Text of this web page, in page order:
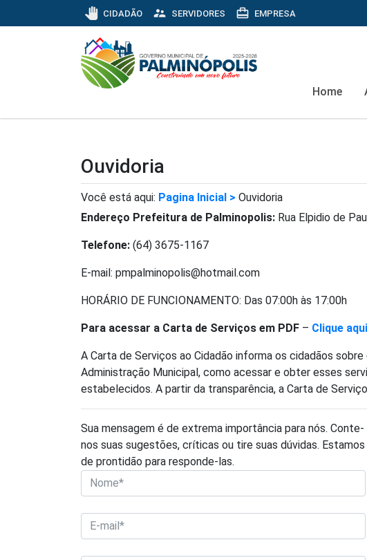
pan_tool CIDADÃO supervisor_account SERVIDORES card_travel EMPRESA
Home
Ouvidoria
Você está aqui: Pagina Inicial > Ouvidoria
Endereço Prefeitura de Palminopolis: Rua Elpidio de
Telefone: (64) 3675-1167
E-mail: pmpalminopolis@hotmail.com
HORÁRIO DE FUNCIONAMENTO: Das 07:00h às 17:00h
Para acessar a Carta de Serviços em PDF – Clique aqui
A Carta de Serviços ao Cidadão informa os cidadãos
Administração Municipal, como acessar e obter esses
estabelecidos. A partir da transparência, a Carta de
Sua mensagem é de extrema importância para nós. Conte-
nos suas sugestões, críticas ou tire suas dúvidas. Estamos
de prontidão para responde-las.